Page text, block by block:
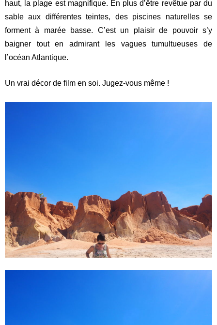
haut, la plage est magnifique. En plus d’être revêtue par du
sable aux différentes teintes, des piscines naturelles se
forment à marée basse. C’est un plaisir de pouvoir s’y
baigner tout en admirant les vagues tumultueuses de
l’océan Atlantique.
Un vrai décor de film en soi. Jugez-vous même !